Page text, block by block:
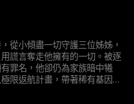
從小傾盡一切守護三位姊姊，
謊言奪走他擁有的一切。被逐
罪名，他卻仍為家族暗中犧
限返航計畫，帶著稀有基因獨